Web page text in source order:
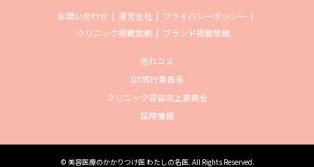
お問い合わせ 運営会社
プライバシーポリシー
クリニック掲載依頼
ブランド掲載依頼
売れコス
DX実行委員長
クリニック収益向上委員会
採用情報
© 美容医療のかかりつけ医 わたしの名医. All Rights Reserved.